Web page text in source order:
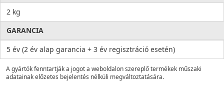
2 kg
GARANCIA
5 év (2 év alap garancia + 3 év regisztráció esetén)
A gyártók fenntartják a jogot a weboldalon szereplő termékek műszaki
adatainak előzetes bejelentés nélküli megváltoztatására.